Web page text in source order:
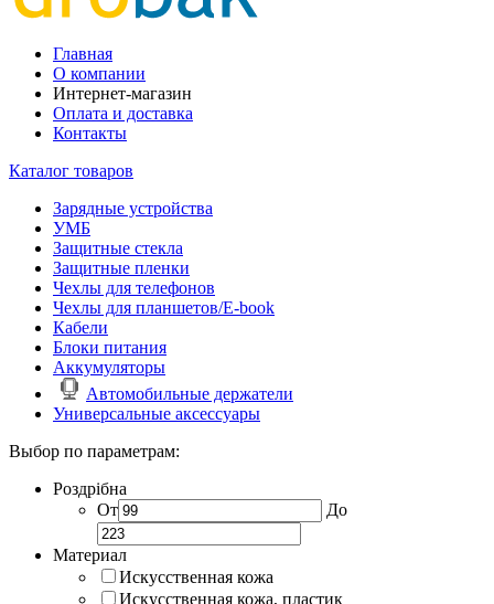
Главная
О компании
Интернет-магазин
Оплата и доставка
Контакты
Каталог товаров
Зарядные устройства
УМБ
Защитные стекла
Защитные пленки
Чехлы для телефонов
Чехлы для планшетов/E-book
Кабели
Блоки питания
Аккумуляторы
Автомобильные держатели
Универсальные аксессуары
Выбор по параметрам:
Роздрібна
От
До
Материал
Искусственная кожа
Искусственная кожа, пластик